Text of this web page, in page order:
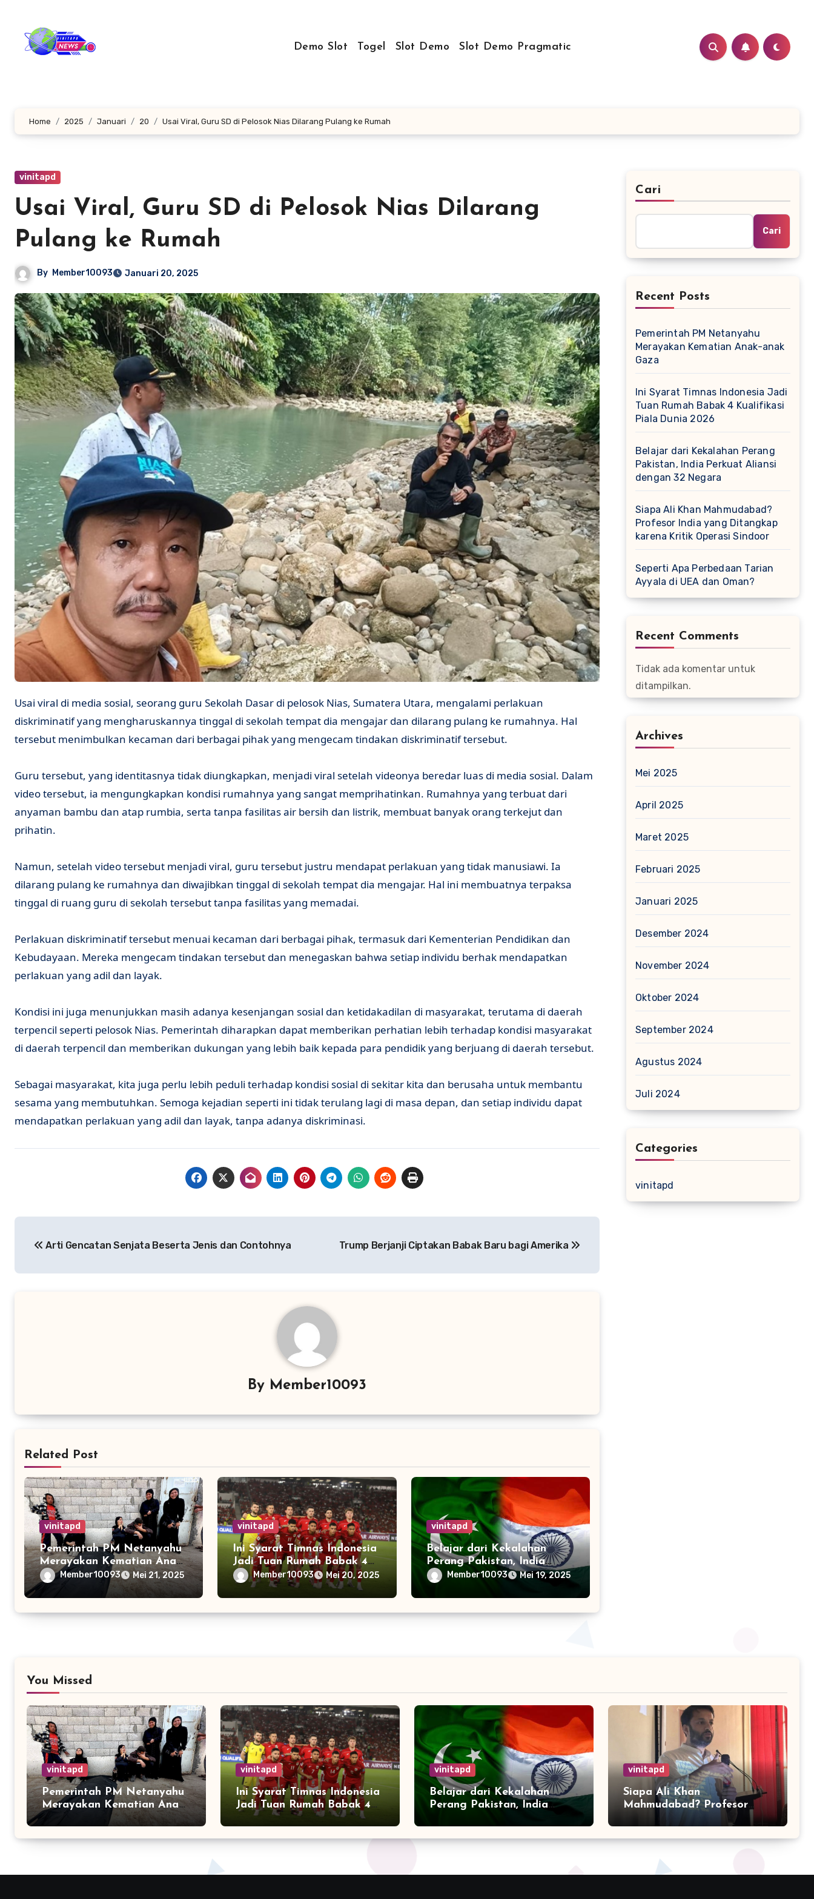
konten
Demo Slot Togel Slot Demo Slot Demo Pragmatic
Home 2025 Januari 20 Usai Viral, Guru SD di Pelosok Nias Dilarang Pulang ke Rumah
vinitapd
Usai Viral, Guru SD di Pelosok Nias Dilarang
Pulang ke Rumah
By Member10093 Januari 20, 2025
Usai viral di media sosial, seorang guru Sekolah Dasar di pelosok Nias, Sumatera Utara, mengalami perlakuan
diskriminatif yang mengharuskannya tinggal di sekolah tempat dia mengajar dan dilarang pulang ke rumahnya. Hal
tersebut menimbulkan kecaman dari berbagai pihak yang mengecam tindakan diskriminatif tersebut.
Guru tersebut, yang identitasnya tidak diungkapkan, menjadi viral setelah videonya beredar luas di media sosial. Dalam
video tersebut, ia mengungkapkan kondisi rumahnya yang sangat memprihatinkan. Rumahnya yang terbuat dari
anyaman bambu dan atap rumbia, serta tanpa fasilitas air bersih dan listrik, membuat banyak orang terkejut dan
prihatin.
Namun, setelah video tersebut menjadi viral, guru tersebut justru mendapat perlakuan yang tidak manusiawi. Ia
dilarang pulang ke rumahnya dan diwajibkan tinggal di sekolah tempat dia mengajar. Hal ini membuatnya terpaksa
tinggal di ruang guru di sekolah tersebut tanpa fasilitas yang memadai.
Perlakuan diskriminatif tersebut menuai kecaman dari berbagai pihak, termasuk dari Kementerian Pendidikan dan
Kebudayaan. Mereka mengecam tindakan tersebut dan menegaskan bahwa setiap individu berhak mendapatkan
perlakuan yang adil dan layak.
Kondisi ini juga menunjukkan masih adanya kesenjangan sosial dan ketidakadilan di masyarakat, terutama di daerah
terpencil seperti pelosok Nias. Pemerintah diharapkan dapat memberikan perhatian lebih terhadap kondisi masyarakat
di daerah terpencil dan memberikan dukungan yang lebih baik kepada para pendidik yang berjuang di daerah tersebut.
Sebagai masyarakat, kita juga perlu lebih peduli terhadap kondisi sosial di sekitar kita dan berusaha untuk membantu
sesama yang membutuhkan. Semoga kejadian seperti ini tidak terulang lagi di masa depan, dan setiap individu dapat
mendapatkan perlakuan yang adil dan layak, tanpa adanya diskriminasi.
pos Arti Gencatan Senjata Beserta Jenis dan Contohnya Trump Berjanji Ciptakan Babak Baru bagi Amerika
By Member10093
Related Post
vinitapd
Pemerintah PM Netanyahu
Merayakan Kematian Anak-
anak Gaza
Member10093 Mei 21, 2025
vinitapd
Ini Syarat Timnas Indonesia
Jadi Tuan Rumah Babak 4
Kualifikasi Piala Dunia
2026
Member10093 Mei 20, 2025
vinitapd
Belajar dari Kekalahan
Perang Pakistan, India
Perkuat Aliansi dengan 32
Negara
Member10093 Mei 19, 2025
Cari
Cari
Recent Posts
Pemerintah PM Netanyahu
Merayakan Kematian Anak-anak
Gaza
Ini Syarat Timnas Indonesia Jadi
Tuan Rumah Babak 4 Kualifikasi
Piala Dunia 2026
Belajar dari Kekalahan Perang
Pakistan, India Perkuat Aliansi
dengan 32 Negara
Siapa Ali Khan Mahmudabad?
Profesor India yang Ditangkap
karena Kritik Operasi Sindoor
Seperti Apa Perbedaan Tarian
Ayyala di UEA dan Oman?
Recent Comments
Tidak ada komentar untuk
ditampilkan.
Archives
Mei 2025
April 2025
Maret 2025
Februari 2025
Januari 2025
Desember 2024
November 2024
Oktober 2024
September 2024
Agustus 2024
Juli 2024
Categories
vinitapd
You Missed
vinitapd
Pemerintah PM Netanyahu
Merayakan Kematian Anak-
vinitapd
Ini Syarat Timnas Indonesia
Jadi Tuan Rumah Babak 4
Kualifikasi Piala Dunia
2026
vinitapd
Belajar dari Kekalahan
Perang Pakistan, India
Negara
vinitapd
Siapa Ali Khan
Mahmudabad? Profesor
India yang Ditangkap
karena Kritik Operasi
Sindoor